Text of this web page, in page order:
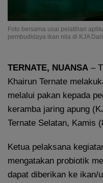
Foto bersama usai pelatihan
pembudidaya ikan nila di KJA
TERNATE, NUANSA –
Khairun Ternate
melalui pakan kepada
keramba jaring apung
Ternate Selatan, Kamis
Ketua pelaksana
mengatakan probiotik
dapat diberikan ke ikan/